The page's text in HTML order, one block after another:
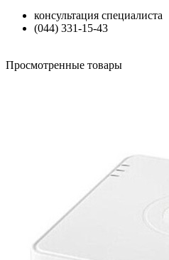
консультация специалиста
(044) 331-15-43
Просмотренные товары